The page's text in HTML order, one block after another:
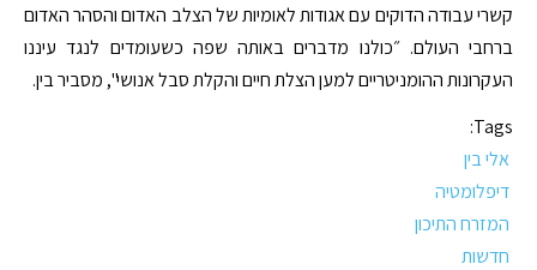
קשרי עבודה הדוקים עם אגודות לאומיות של הצלב האדום והסהר האדום
ברחבי העולם. ״כולנו מדברים באותה שפה כשעומדים לנגד עיננו
העקרונות ההומניטריים למען הצלת חיים והקלת סבל אנושי", מסביר בין.
Tags:
אלי בין
דיפלומטיה
המזרח התיכון
חדשות